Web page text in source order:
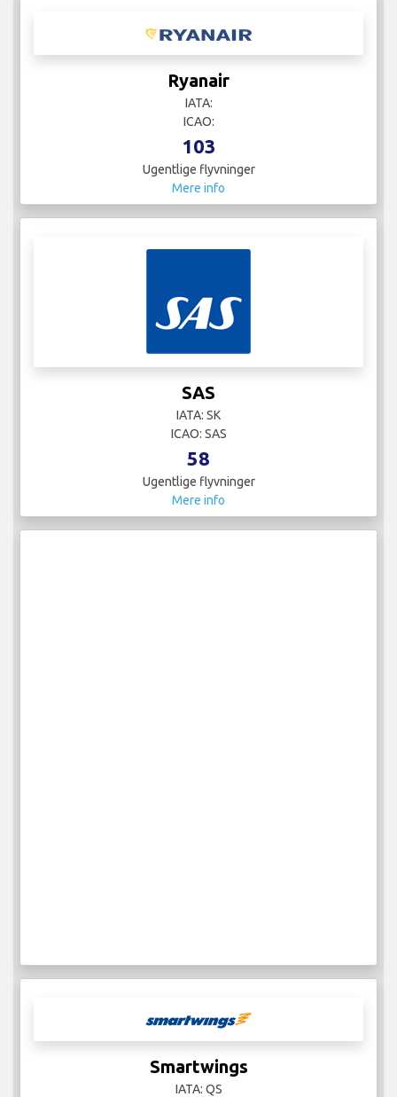
Ryanair
IATA:
ICAO:
103
Ugentlige flyvninger
Mere info
SAS
IATA: SK
ICAO: SAS
58
Ugentlige flyvninger
Mere info
Smartwings
IATA: QS